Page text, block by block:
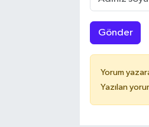
Gönder
Yorum
Yazılan